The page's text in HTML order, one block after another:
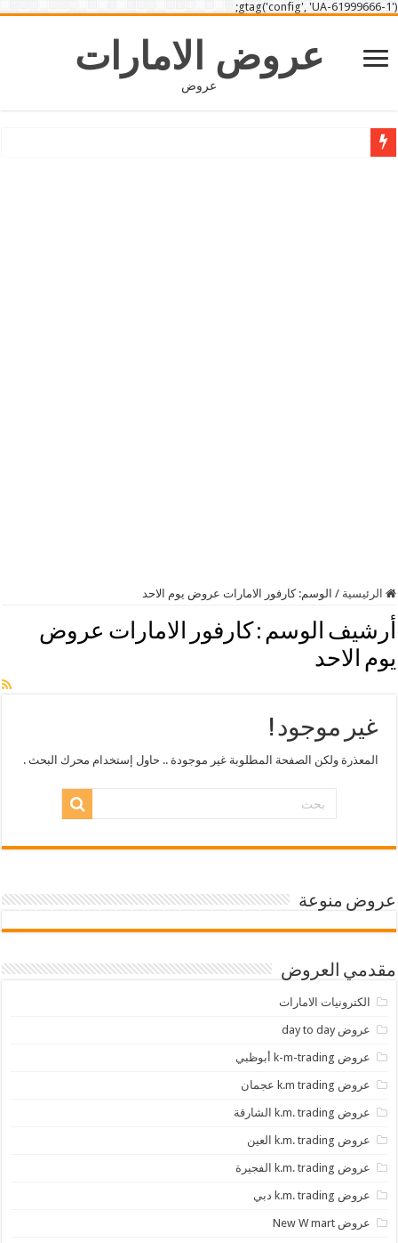
gtag('config', 'UA-61999666-1');
عروض الامارات
عروض
الرئيسية / الوسم:كارفور الامارات عروض يوم الاحد
أرشيف الوسم : كارفور الامارات عروض
يوم الاحد
غير موجود !
المعذرة ولكن الصفحة المطلوبة غير موجودة .. حاول إستخدام محرك البحث .
عروض منوعة
مقدمي العروض
الكترونيات الامارات
عروض day to day
عروض k-m-trading أبوظبي
عروض k.m trading عجمان
عروض k.m. trading الشارقة
عروض k.m. trading العين
عروض k.m. trading الفجيرة
عروض k.m. trading دبي
عروض New W mart